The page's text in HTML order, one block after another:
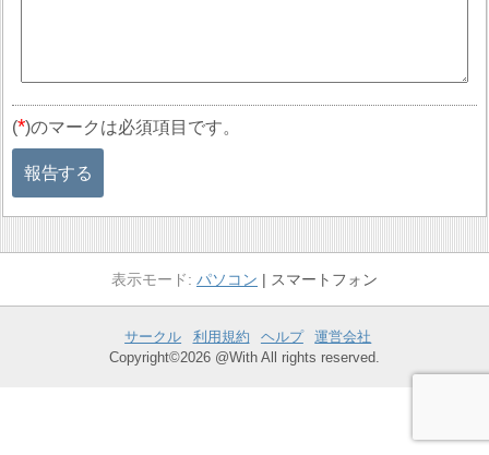
(*)のマークは必須項目です。
報告する
パソコン スマートフォン
サークル 利用規約 ヘルプ
運営会社
Copyright©2026 @With All rights reserved.